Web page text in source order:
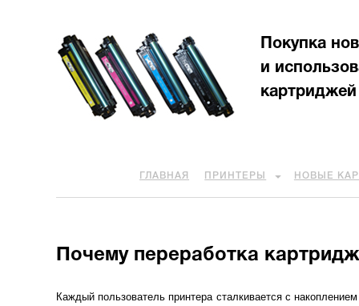
Покупка
и
картриджей
ГЛАВНАЯ ПРИНТЕРЫ НОВЫЕ
Почему переработка
Каждый пользователь принтера сталкивается с